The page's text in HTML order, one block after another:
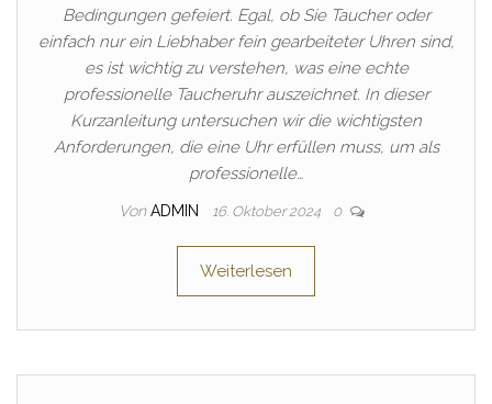
Bedingungen gefeiert. Egal, ob Sie Taucher oder
einfach nur ein Liebhaber fein gearbeiteter Uhren sind,
es ist wichtig zu verstehen, was eine echte
professionelle Taucheruhr auszeichnet. In dieser
Kurzanleitung untersuchen wir die wichtigsten
Anforderungen, die eine Uhr erfüllen muss, um als
professionelle…
Von ADMIN 16. Oktober 2024 0
Weiterlesen